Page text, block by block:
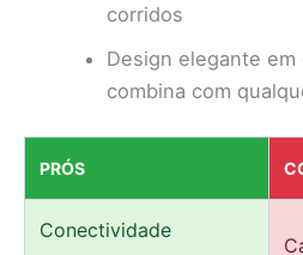
corridos
Design elegante
combina com
PRÓS
Conectividade